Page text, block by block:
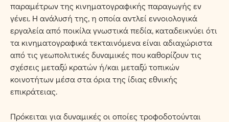
παραμέτρων της κινηματογραφικής παραγωγής εν
γένει. Η ανάλυσή της, η οποία αντλεί εννοιολογικά
εργαλεία από ποικίλα γνωστικά πεδία, καταδεικνύει ότι
τα κινηματογραφικά τεκταινόμενα είναι αδιαχώριστα
από τις γεωπολιτικές δυναμικές που καθορίζουν τις
σχέσεις μεταξύ κρατών ή/και μεταξύ τοπικών
κοινοτήτων μέσα στα όρια της ίδιας εθνικής
επικράτειας.
Πρόκειται για δυναμικές οι οποίες τροφοδοτούνται